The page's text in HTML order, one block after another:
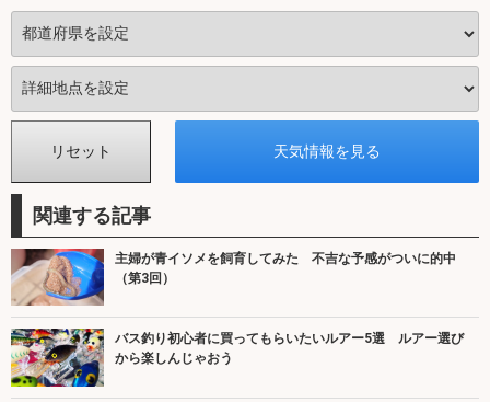
関連する記事
主婦が青イソメを飼育してみた 不吉な予感がついに的中
（第3回）
バス釣り初心者に買ってもらいたいルアー5選 ルアー選び
から楽しんじゃおう